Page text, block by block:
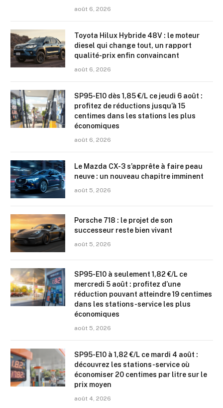
août 6, 2026
Toyota Hilux Hybride 48V : le moteur
diesel qui change tout, un rapport
qualité-prix enfin convaincant
août 6, 2026
SP95-E10 dès 1,85 €/L ce jeudi 6 août :
profitez de réductions jusqu’à 15
centimes dans les stations les plus
économiques
août 6, 2026
Le Mazda CX-3 s’apprête à faire peau
neuve : un nouveau chapitre imminent
août 5, 2026
Porsche 718 : le projet de son
successeur reste bien vivant
août 5, 2026
SP95-E10 à seulement 1,82 €/L ce
mercredi 5 août : profitez d’une
réduction pouvant atteindre 19 centimes
dans les stations-service les plus
économiques
août 5, 2026
SP95-E10 à 1,82 €/L ce mardi 4 août :
découvrez les stations-service où
économiser 20 centimes par litre sur le
prix moyen
août 4, 2026